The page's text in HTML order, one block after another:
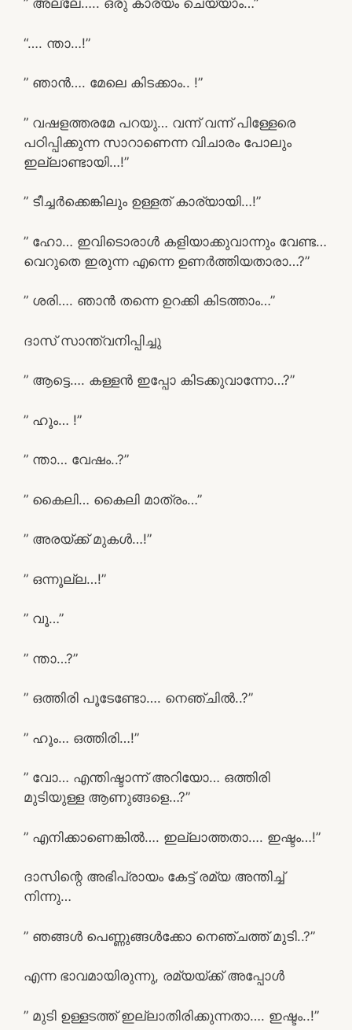
” അല്ലേ….. ഒരു കാര്യം ചെയ്യാം…”
“…. ന്താ…!”
” ഞാൻ…. മേലെ കിടക്കാം.. !”
” വഷളത്തരമേ പറയു… വന്ന് വന്ന് പിള്ളേരെ
പഠിപ്പിക്കുന്ന സാറാണെന്ന വിചാരം പോലും
ഇല്ലാണ്ടായി…!”
” ടീച്ചർക്കെങ്കിലും ഉള്ളത് കാര്യായി…!”
” ഹോ… ഇവിടൊരാൾ കളിയാക്കുവാന്നും വേണ്ട…
വെറുതെ ഇരുന്ന എന്നെ ഉണർത്തിയതാരാ…?”
” ശരി…. ഞാൻ തന്നെ ഉറക്കി കിടത്താം…”
ദാസ് സാന്ത്വനിപ്പിച്ചു
” ആട്ടെ…. കള്ളൻ ഇപ്പോ കിടക്കുവാന്നോ…?”
” ഹൂം… !”
” ന്താ… വേഷം..?”
” കൈലി… കൈലി മാത്രം…”
” അരയ്ക്ക് മുകൾ…!”
” ഒന്നൂല്ല…!”
” വൂ…”
” ന്താ…?”
” ഒത്തിരി പൂടേണ്ടോ…. നെഞ്ചിൽ..?”
” ഹൂം… ഒത്തിരി…!”
” വോ… എന്തിഷ്ടാന്ന് അറിയോ… ഒത്തിരി
മുടിയുള്ള ആണുങ്ങളെ…?”
” എനിക്കാണെങ്കിൽ…. ഇല്ലാത്തതാ…. ഇഷ്ടം…!”
ദാസിന്റെ അഭിപ്രായം കേട്ട് രമ്യ അന്തിച്ച്
നിന്നു…
” ഞങ്ങൾ പെണ്ണുങ്ങൾക്കോ നെഞ്ചത്ത് മുടി..?”
എന്ന ഭാവമായിരുന്നു, രമ്യയ്ക്ക് അപ്പോൾ
” മുടി ഉള്ളടത്ത് ഇല്ലാതിരിക്കുന്നതാ…. ഇഷ്ടം..!”